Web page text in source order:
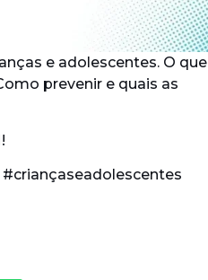
e adolescentes. O que
prevenir e quais as